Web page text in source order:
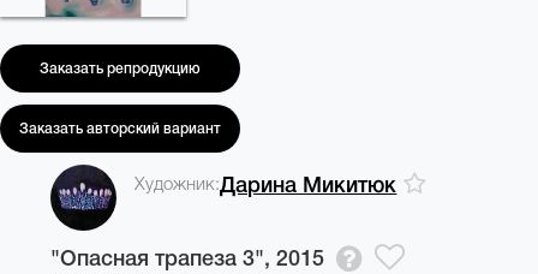
Заказать репродукцию
Заказать авторский вариант
Художник:Дарина Микитюк
"Опасная трапеза 3", 2015